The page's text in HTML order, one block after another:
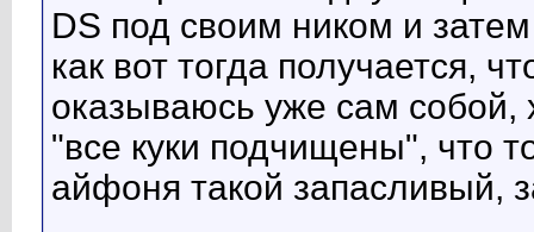
DS под своим ником и
как вот тогда получается,
оказываюсь уже сам собой,
"все куки подчищены", что
айфоня такой запасливый,